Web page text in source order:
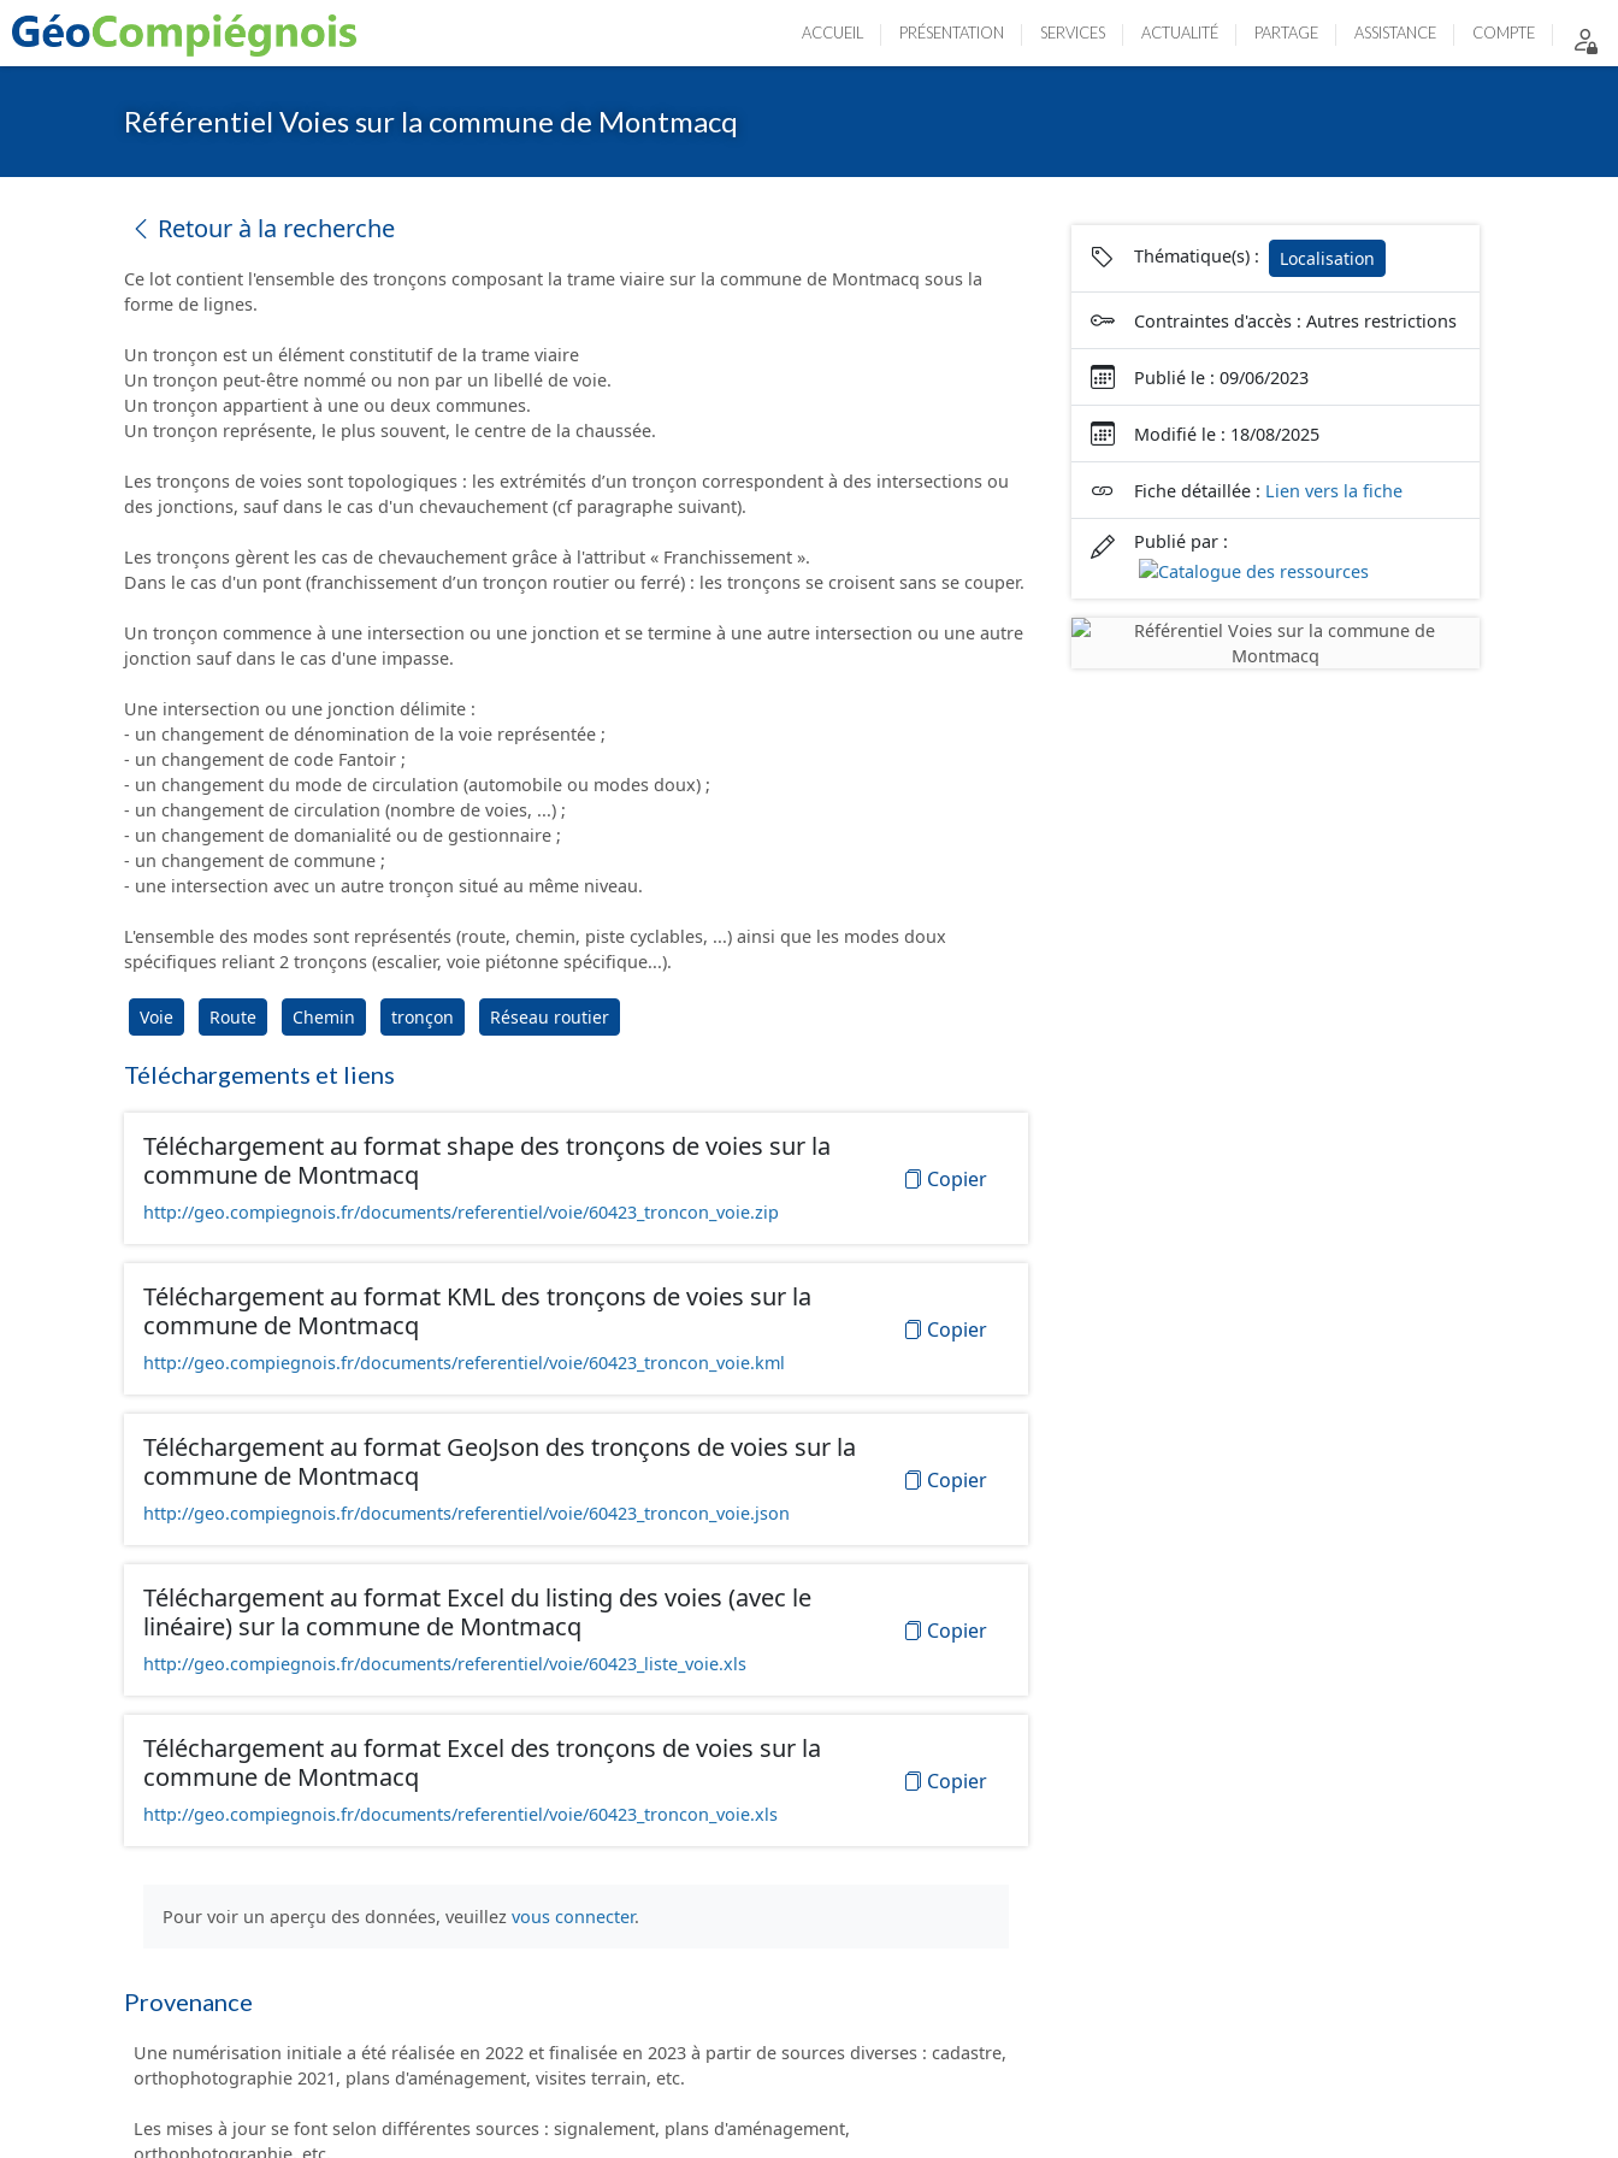
ACCUEIL PRÉSENTATION SERVICES ACTUALITÉ PARTAGE ASSISTANCE COMPTE
Référentiel Voies sur la commune de Montmacq
Retour à la recherche
Ce lot contient l'ensemble des tronçons composant la trame viaire sur la commune de Montmacq sous la
forme de lignes.
Un tronçon est un élément constitutif de la trame viaire
Un tronçon peut-être nommé ou non par un libellé de voie.
Un tronçon appartient à une ou deux communes.
Un tronçon représente, le plus souvent, le centre de la chaussée.
Les tronçons de voies sont topologiques : les extrémités d’un tronçon correspondent à des intersections ou
des jonctions, sauf dans le cas d'un chevauchement (cf paragraphe suivant).
Les tronçons gèrent les cas de chevauchement grâce à l'attribut « Franchissement ».
Dans le cas d'un pont (franchissement d’un tronçon routier ou ferré) : les tronçons se croisent sans se couper.
Un tronçon commence à une intersection ou une jonction et se termine à une autre intersection ou une autre
jonction sauf dans le cas d'une impasse.
Une intersection ou une jonction délimite :
- un changement de dénomination de la voie représentée ;
- un changement de code Fantoir ;
- un changement du mode de circulation (automobile ou modes doux) ;
- un changement de circulation (nombre de voies, ...) ;
- un changement de domanialité ou de gestionnaire ;
- un changement de commune ;
- une intersection avec un autre tronçon situé au même niveau.
L'ensemble des modes sont représentés (route, chemin, piste cyclables, ...) ainsi que les modes doux
spécifiques reliant 2 tronçons (escalier, voie piétonne spécifique...).
Voie Route Chemin tronçon Réseau routier
Téléchargements et liens
Téléchargement au format shape des tronçons de voies sur la
commune de Montmacq
http://geo.compiegnois.fr/documents/referentiel/voie/60423_troncon_voie.zip
Copier
Téléchargement au format KML des tronçons de voies sur la
commune de Montmacq
http://geo.compiegnois.fr/documents/referentiel/voie/60423_troncon_voie.kml
Copier
Téléchargement au format GeoJson des tronçons de voies sur la
commune de Montmacq
http://geo.compiegnois.fr/documents/referentiel/voie/60423_troncon_voie.json
Copier
Téléchargement au format Excel du listing des voies (avec le
linéaire) sur la commune de Montmacq
http://geo.compiegnois.fr/documents/referentiel/voie/60423_liste_voie.xls
Copier
Téléchargement au format Excel des tronçons de voies sur la
commune de Montmacq
http://geo.compiegnois.fr/documents/referentiel/voie/60423_troncon_voie.xls
Copier
Pour voir un aperçu des données, veuillez vous connecter.
Provenance
Une numérisation initiale a été réalisée en 2022 et finalisée en 2023 à partir de sources diverses : cadastre,
orthophotographie 2021, plans d'aménagement, visites terrain, etc.
Les mises à jour se font selon différentes sources : signalement, plans d'aménagement,
Thématique(s) : Localisation
Contraintes d'accès : Autres restrictions
Publié le : 09/06/2023
Modifié le : 18/08/2025
Fiche détaillée : Lien vers la fiche
Publié par :